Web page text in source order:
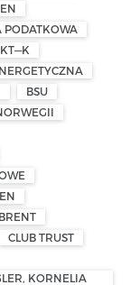
PODATKOWA
BSU
CLUB TRUST
KORNELIA